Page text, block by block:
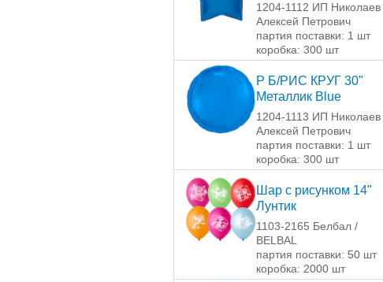
1204-1112 ИП Николаев
Алексей Петрович
партия поставки: 1 шт
коробка: 300 шт
Р Б/РИС КРУГ 30"
Металлик Blue
1204-1113 ИП Николаев
Алексей Петрович
партия поставки: 1 шт
коробка: 300 шт
Шар с рисунком 14"
Лунтик
1103-2165 Белбал /
BELBAL
партия поставки: 50 шт
коробка: 2000 шт